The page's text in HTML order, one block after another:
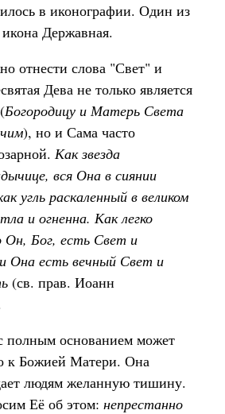
в иконографии. Один из
Державная.
отнести слова "Свет" и
Дева не только является
Богородицу и Матерь Света
), но и Сама часто
Как звезда
вся Она в сиянии
угль раскаленный в великом
и огненна. Как легко
Бог, есть Свет и
Она есть вечный Свет и
(св. прав. Иоанн
полным основанием может
к Божией Матери. Она
людям желанную тишину.
Её об этом: непрестанно